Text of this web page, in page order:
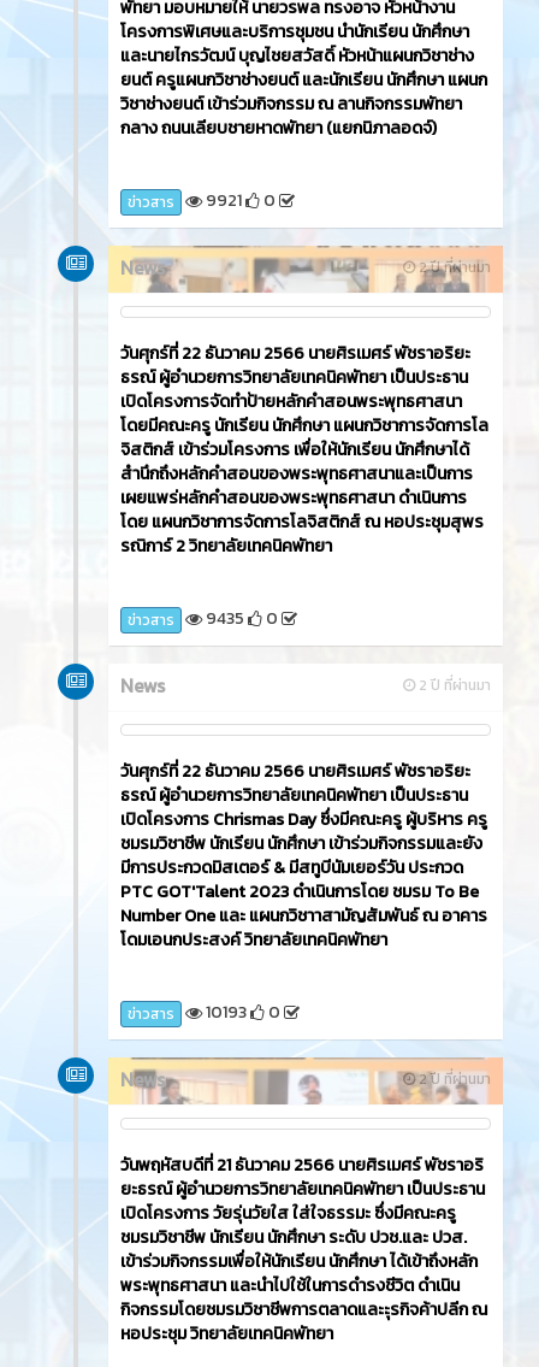
อริยธรณ์ ผู้อำนวยการวิทยาลัยเทคนิคพัทยา ได้มอบ
หมายให้นางนันทวัน เที่ยงธรรม รองผู้อำนวยการฝ่าย
วิชาการ และนายเรืองยศ รัตนพงษ์ รองผู้อำนวยการ
ฝ่ายแผนงานและความร่วมมือ เข้าร่วมพิธีเปิดศูนย์อาชีวะ
อาสา ร่วมด้วยช่วยประชาชน ในช่วงเทศกาลปีใหม่ 2567
ข่าวสาร 10284 0
กุมภาพันธ์ 2024
2 ปี ที่ผ่านมา
News
วันอังคารที่ 26 ธันวาคม 2566​ นายธวัชชัย ศรีทอง ผู้ว่า
ราชการจังหวัดชลบุรี เป็นประธานเปิดกิจกรรม 'ขับขี่
ปลอดภัย เมืองไทยไร้อุบัติเหตุ และกวาดล้าง
อาชญากรรม ช่วงเทศกาลปีใหม่ พ.ศ.2567' โดยนายศิร
เมศร์ พัชราอริยธรณ์ ผู้อำนวยการวิทยาลัยเทคนิค
พัทยา มอบหมายให้ นายวรพล ทรงอาจ หัวหน้างาน
โครงการพิเศษและบริการชุมชน นำนักเรียน นักศึกษา
วิชาช่างยนต์ เข้าร่วมกิจกรรม ณ ลานกิจกรรมพัทยา
กลาง ถนนเลียบชายหาดพัทยา (แยกนิภาลอดจ์)
2 ปี ที่ผ่านมา
News
วันศุกร์ที่ 22 ธันวาคม 2566​ นายศิรเมศร์ พัชราอริยะ
ธรณ์ ผู้อำนวยการวิทยาลัยเทคนิคพัทยา เป็นประธาน
เปิดโครงการจัดทำป้ายหลักคำสอนพระพุทธศาสนา
โดยมีคณะครู นักเรียน นักศึกษา แผนกวิชาการจัดการโล
เผยแพร่หลักคำสอนของพระพุทธศาสนา ดำเนินการ
โดย แผนกวิชาการจัดการโลจิสติกส์ ณ หอประชุมสุพร
รณิการ์ 2 วิทยาลัยเทคนิคพัทยา
ข่าวสาร 9435 0
2 ปี ที่ผ่านมา
News
วันศุกร์ที่ 22 ธันวาคม 2566​ นายศิรเมศร์ พัชราอริยะ
ธรณ์ ผู้อำนวยการวิทยาลัยเทคนิคพัทยา เป็นประธาน
เปิดโครงการ Chrismas Day ซึ่งมีคณะครู ผู้บริหาร ครู
ชมรมวิชาชีพ นักเรียน นักศึกษา เข้าร่วมกิจกรรมและยัง